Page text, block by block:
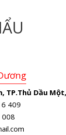
TP.Thủ Dầu
409
008